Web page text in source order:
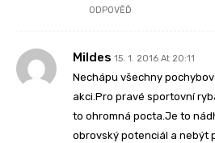
ODPOVĚĎ
Mildes 15. 1. 2016 At 20:11
Nechápu všechny
akci.Pro pravé sportovní
to ohromná pocta.Je to
obrovský potenciál a nebýt